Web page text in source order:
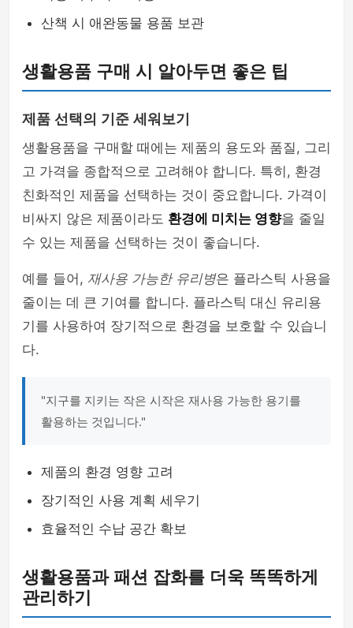
산책 시 애완동물 용품 보관
생활용품 구매 시 알아두면 좋은 팁
제품 선택의 기준 세워보기
생활용품을 구매할 때에는 제품의 용도와 품질, 그리
고 가격을 종합적으로 고려해야 합니다. 특히, 환경
친화적인 제품을 선택하는 것이 중요합니다. 가격이
비싸지 않은 제품이라도 환경에 미치는 영향을 줄일
수 있는 제품을 선택하는 것이 좋습니다.
예를 들어, 재사용 가능한 유리병은 플라스틱 사용을
줄이는 데 큰 기여를 합니다. 플라스틱 대신 유리용
기를 사용하여 장기적으로 환경을 보호할 수 있습니
다.
"지구를 지키는 작은 시작은 재사용 가능한 용기를
활용하는 것입니다."
제품의 환경 영향 고려
장기적인 사용 계획 세우기
효율적인 수납 공간 확보
생활용품과 패션 잡화를 더욱 똑똑하게
관리하기